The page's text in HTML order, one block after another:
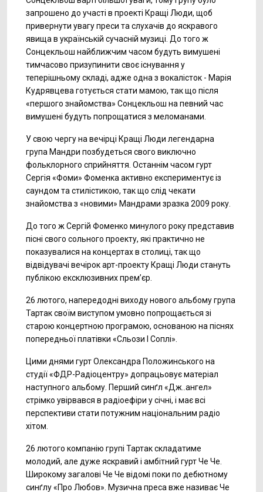
запрошено до участі в проекті Кращі Люди, щоб
привернути увагу преси та слухачів до яскравого
явища в українській сучасній музиці. До того ж
Сонцекльош найближчим часом будуть вимушені
тимчасово призупинити своє існування у
теперішньому складі, адже одна з вокалісток - Марія
Кудрявцева готується стати мамою, так що після
«першого знайомства» Сонцекльош на певний час
вимушені будуть попрощатися з меломанами.
У свою чергу на вечірці Кращі Люди легендарна
група Мандри позбудеться свого виключно
фольклорного сприйняття. Останнім часом гурт
Сергія «Фоми» Фоменка активно експериментує із
саундом та стилістикою, так що слід чекати
знайомства з «новими» Мандрами зразка 2009 року.
До того ж Сергій Фоменко минулого року представив
пісні свого сольного проекту, які практично не
показувалися на концертах в столиці, так що
відвідувачі вечірок арт-проекту Кращі Люди стануть
публікою ексклюзивних прем’єр.
26 лютого, напередодні виходу нового альбому група
Тартак своїм виступом умовно попрощається зі
старою концертною програмою, основаною на піснях
попередньої платівки «Сльози І Соплі».
Цими днями гурт Олександра Положинського на
студії «ФДР-Радіоцентру» допрацьовує матеріал
наступного альбому. Перший синґл «Дж..ангел»
стрімко увірвався в радіоефіри у січні, і має всі
перспективи стати потужним національним радіо
хітом.
26 лютого компанію групі Тартак складатиме
молодий, але дуже яскравий і амбітний гурт Че Че.
Широкому загалові Че Че відомі поки по дебютному
синґлу «Про Любов». Музична преса вже називає Че